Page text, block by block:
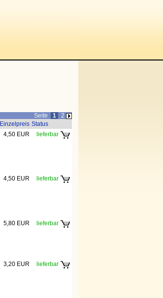
Seite 1
2
Einzelpreis Status
4,50 EUR lieferbar
4,50 EUR lieferbar
5,80 EUR lieferbar
3,20 EUR lieferbar